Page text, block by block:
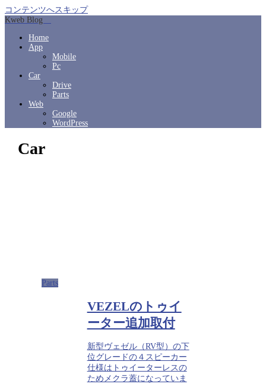
コンテンツへスキップ
Kweb Blog
Home
App
Mobile
Pc
Car
Drive
Parts
Web
Google
WordPress
Car
Parts
VEZELのトゥイ
ーター追加取付
新型ヴェゼル（RV型）の下
位グレードの４スピーカー
仕様はトゥイーターレスの
ためメクラ蓋になっていま